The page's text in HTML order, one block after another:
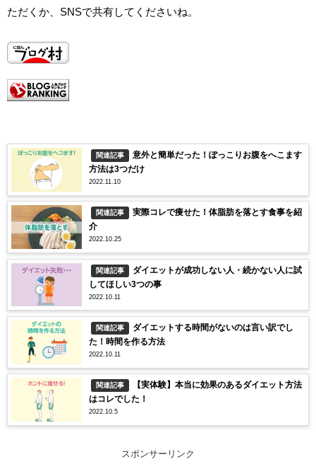
ただくか、SNSで共有してくださいね。
関連記事
意外と簡単だった！ぽっこりお腹をへこます
方法は3つだけ
2022.11.10
関連記事
実際コレで痩せた！体脂肪を落とす食事を紹
介
2022.10.25
関連記事
ダイエットが成功しない人・続かない人に試
してほしい3つの事
2022.10.11
関連記事
ダイエットする時間がないのは言い訳でし
た！時間を作る方法
2022.10.11
関連記事
【実体験】本当に効果のあるダイエット方法
はコレでした！
2022.10.5
スポンサーリンク